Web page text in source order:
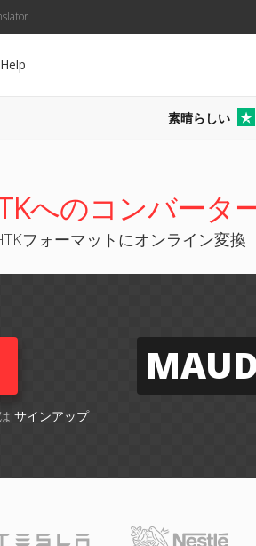
Help
素晴らしい
へのコンバータ
フォーマットにオンライン変換
サインアップ
MAUD